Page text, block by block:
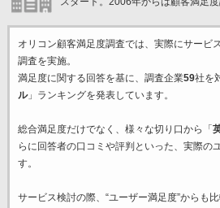
オリコン顧客満足度調査では、実際にサービ
調査を実施。
満足度に関する回答を基に、調査企業59社を
ル」ランキングを発表しています。
総合満足度だけでなく、様々な切り口から「
らに回答者の口コミや評判といった、実際の
す。
サービス検討の際、“ユーザー満足度”からも